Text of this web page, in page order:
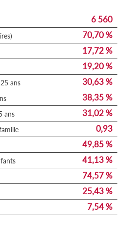
6 560
70,70 %
17,72 %
19,20 %
ans 30,63 %
38,35 %
ans 31,02 %
0,93
49,85 %
41,13 %
74,57 %
25,43 %
7,54 %